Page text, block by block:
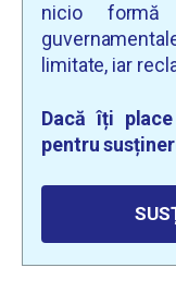
nicio
limitate, iar
Dacă îți
pentru